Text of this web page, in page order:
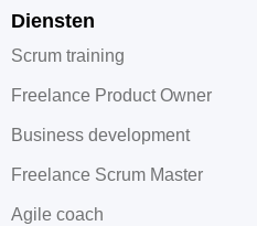
Diensten
Scrum training
Freelance Product Owner
Business development
Freelance Scrum Master
Agile coach